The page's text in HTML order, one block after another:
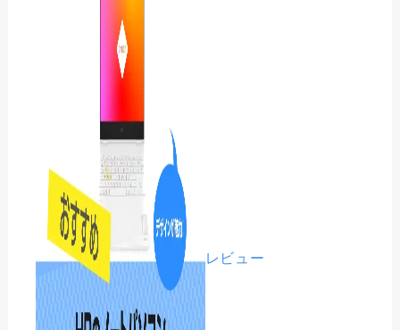
Aura Edition Gen 11をレ
ビ…
Dell Pro 3シリーズ
(P314260)をレビュー｜14
インチのビジネス向けPC
パソコン レビュー
モニター・ディスプレイ レビュー
パソコン関連
ゲーミングPC・BTO